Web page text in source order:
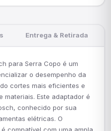
Entrega & Retirada
para Serra Copo é um
o desempenho da
cortes mais eficientes e
materiais. Este adaptador é
conhecido por sua
elétricas. O